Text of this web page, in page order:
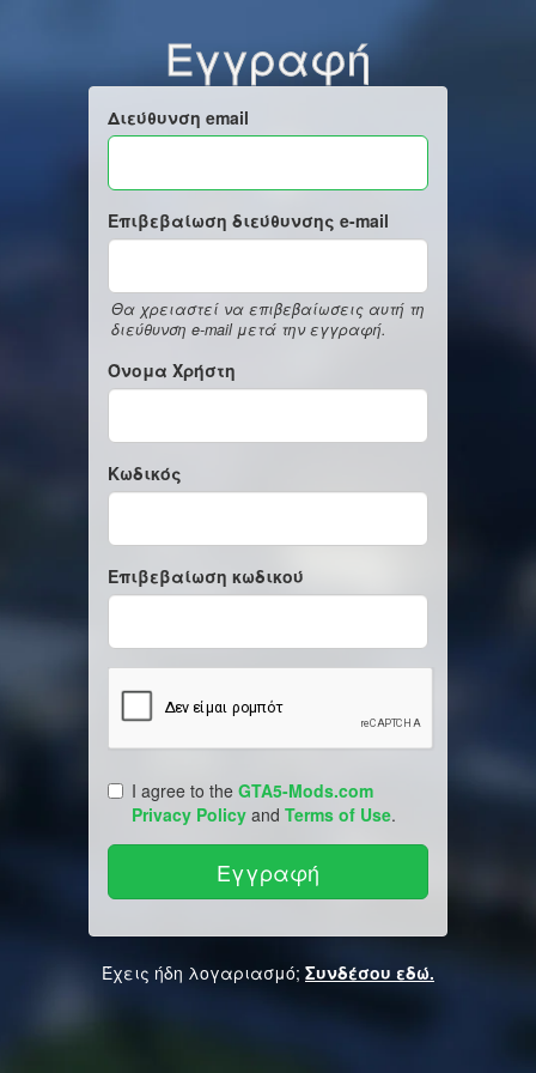
Εγγραφή
Διεύθυνση email
Επιβεβαίωση διεύθυνσης e-mail
Θα χρειαστεί να επιβεβαίωσεις αυτή τη
διεύθυνση e-mail μετά την εγγραφή.
Όνομα Χρήστη
Κωδικός
Επιβεβαίωση κωδικού
I agree to the GTA5-Mods.com
Privacy Policy and Terms of Use.
Έχεις ήδη λογαριασμό; Συνδέσου εδώ.